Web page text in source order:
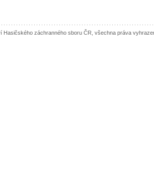
Hasičského záchranného sboru ČR, všechna práva